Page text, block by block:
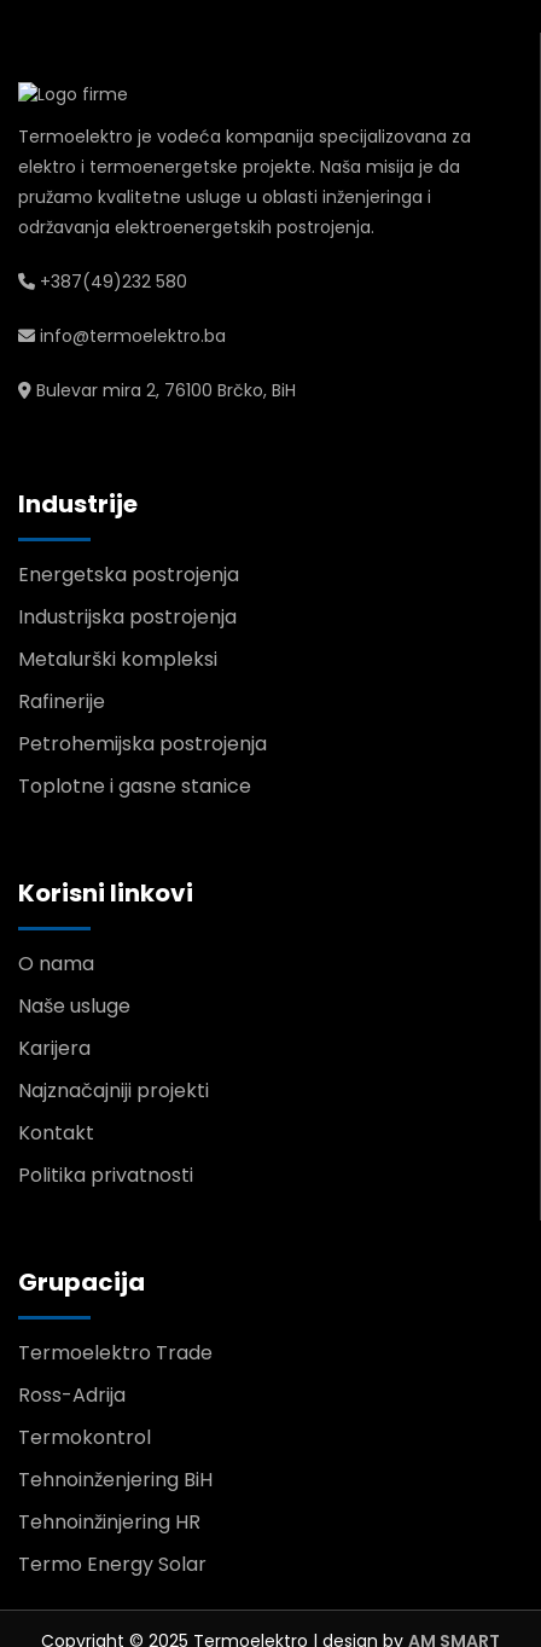
Termoelektro je vodeća kompanija specijalizovana za
elektro i termoenergetske projekte. Naša misija je da
pružamo kvalitetne usluge u oblasti inženjeringa i
održavanja elektroenergetskih postrojenja.
+387(49)232 580
info@termoelektro.ba
Bulevar mira 2, 76100 Brčko, BiH
Industrije
Energetska postrojenja
Industrijska postrojenja
Metalurški kompleksi
Rafinerije
Petrohemijska postrojenja
Toplotne i gasne stanice
Korisni linkovi
O nama
Naše usluge
Karijera
Najznačajniji projekti
Kontakt
Politika privatnosti
Grupacija
Termoelektro Trade
Ross-Adrija
Termokontrol
Tehnoinženjering BiH
Tehnoinžinjering HR
Termo Energy Solar
Copyright © 2025 Termoelektro | design by AM SMART